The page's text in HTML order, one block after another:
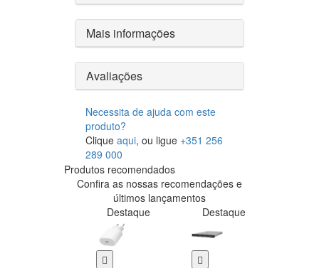
Mais informações
Avaliações
Necessita de ajuda com este
produto?
Clique aqui, ou ligue +351 256
289 000
Produtos recomendados
Confira as nossas recomendações e
últimos lançamentos
Destaque
Destaque